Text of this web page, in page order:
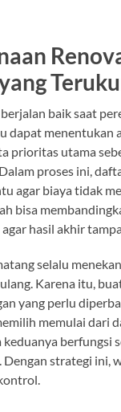
baik saat
dapat menentukan
prioritas utama
proses ini,
agar biaya tidak
bisa
hasil akhir
selalu
Karena itu,
yang perlu
memulai dari
keduanya berfungsi
strategi ini,